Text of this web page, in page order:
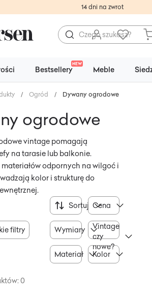
14 dni na zwrot
Bestsellery
NEW
Meble
/ Ogród / Dywany ogrodowe
ogrodowe
vintage pomagają
na tarasie lub balkonie.
odpornych na wilgoć i
kolor i strukturę do
filtry
Sortuj Cena
Wymiary
Vintage
czy
nowe?
Materiał Kolor
0